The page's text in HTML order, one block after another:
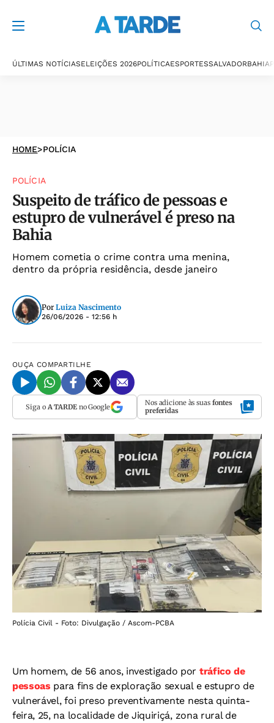
ÚLTIMAS NOTÍCIASELEIÇÕES 2026POLÍTICAESPORTESSALVADORBAHIA
HOME>POLÍCIA
POLÍCIA
Suspeito de tráfico de pessoas e
estupro de vulnerável é preso na
Bahia
Homem cometia o crime contra uma menina,
dentro da própria residência, desde janeiro
Por Luiza Nascimento
26/06/2026 - 12:56 h
OUÇA COMPARTILHE
Siga o A TARDEno Google Nos adicione às suas fontes
preferidas
Polícia Civil - Foto: Divulgação / Ascom-PCBA
Um homem, de 56 anos, investigado por tráfico de
pessoas para fins de exploração sexual e estupro de
vulnerável, foi preso preventivamente nesta quinta-
feira, 25, na localidade de Jiquiriçá, zona rural de